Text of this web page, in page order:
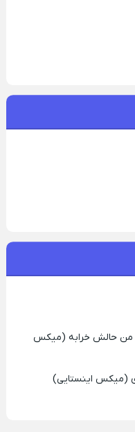
من حالش خرابه (میکس
(میکس اینستایی)